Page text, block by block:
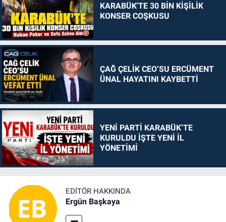
KARABÜK'TE 30 BİN KİŞİLİK
KONSER COŞKUSU
ÇAĞ ÇELİK CEO’SU ERCÜMENT
ÜNAL HAYATINI KAYBETTİ
YENİ PARTİ KARABÜK’TE
KURULDU İŞTE YENİ İL
YÖNETİMİ
EDITÖR HAKKINDA
Ergün Başkaya